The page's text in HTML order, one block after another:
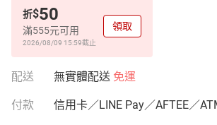
折$50
滿555元可用
2026/08/09 15:59截止
領取
配送 無實體配送 免運
付款 信用卡／LINE Pay／AFTEE／